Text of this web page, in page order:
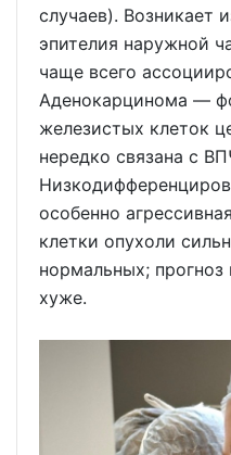
случаев). Возникает
эпителия наружной
чаще всего
Аденокарцинома —
железистых клеток
нередко связана с
особенно
клетки опухоли
нормальных; прогноз
хуже.